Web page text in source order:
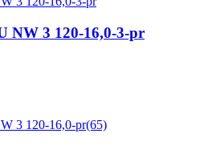
NW 3 120-16,0-3-pr